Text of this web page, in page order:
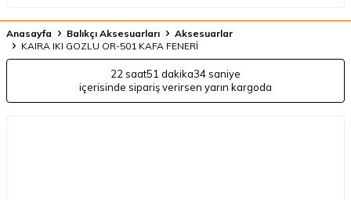
Anasayfa Balıkçı Aksesuarları
Aksesuarlar
KAIRA IKI GOZLU OR-501 KAFA FENERİ
22 saat51 dakika34 saniye
içerisinde sipariş verirsen yarın kargoda